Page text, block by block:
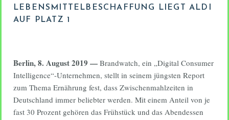
LEBENSMITTELBESCHAFFUNG LIEGT ALDI
AUF PLATZ 1
Berlin, 8. August 2019 — Brandwatch, ein „Digital Consumer
Intelligence“-Unternehmen, stellt in seinem jüngsten Report
zum Thema Ernährung fest, dass Zwischenmahlzeiten in
Deutschland immer beliebter werden. Mit einem Anteil von je
fast 30 Prozent gehören das Frühstück und das Abendessen